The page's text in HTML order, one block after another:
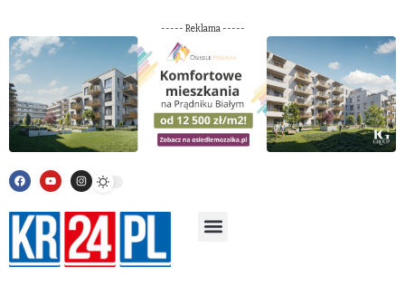
----- Reklama -----